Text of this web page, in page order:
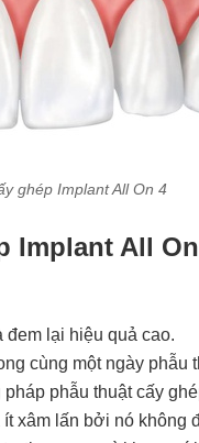
ghép Implant All On 4
Implant All
lại hiệu quả cao.
cùng một ngày phẫu
phẫu thuật cấy
xâm lấn bởi nó không